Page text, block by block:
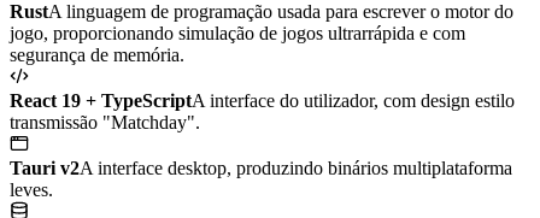
RustA linguagem de programação usada para escrever o motor do
jogo, proporcionando simulação de jogos ultrarrápida e com
segurança de memória.
React 19 + TypeScriptA interface do utilizador, com design estilo
transmissão "Matchday".
Tauri v2A interface desktop, produzindo binários multiplataforma
leves.